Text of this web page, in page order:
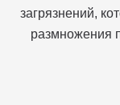
загрязнений,
размножения